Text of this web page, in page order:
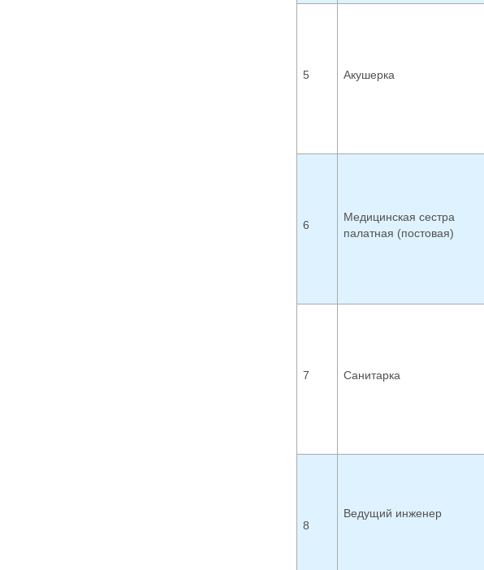
5 Акушерка
6
Медицинская сестра
палатная (постовая)
7 Санитарка
8
Ведущий инженер